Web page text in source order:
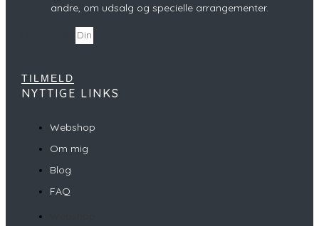
andre, om udsalg og specielle arrangementer.
TILMELD
NYTTIGE LINKS
Webshop
Om mig
Blog
FAQ